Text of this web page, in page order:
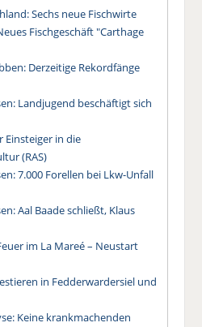
Sechs neue Fischwirte
Fischgeschäft "Carthage
Derzeitige Rekordfänge
Landjugend beschäftigt sich
Einsteiger in die
(RAS)
7.000 Forellen bei Lkw-Unfall
Aal Baade schließt, Klaus
im La Mareé – Neustart
in Fedderwardersiel und
Keine krankmachenden